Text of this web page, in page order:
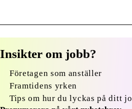
Insikter om jobb?
Företagen som anställer
Framtidens yrken
Tips om hur du lyckas på ditt